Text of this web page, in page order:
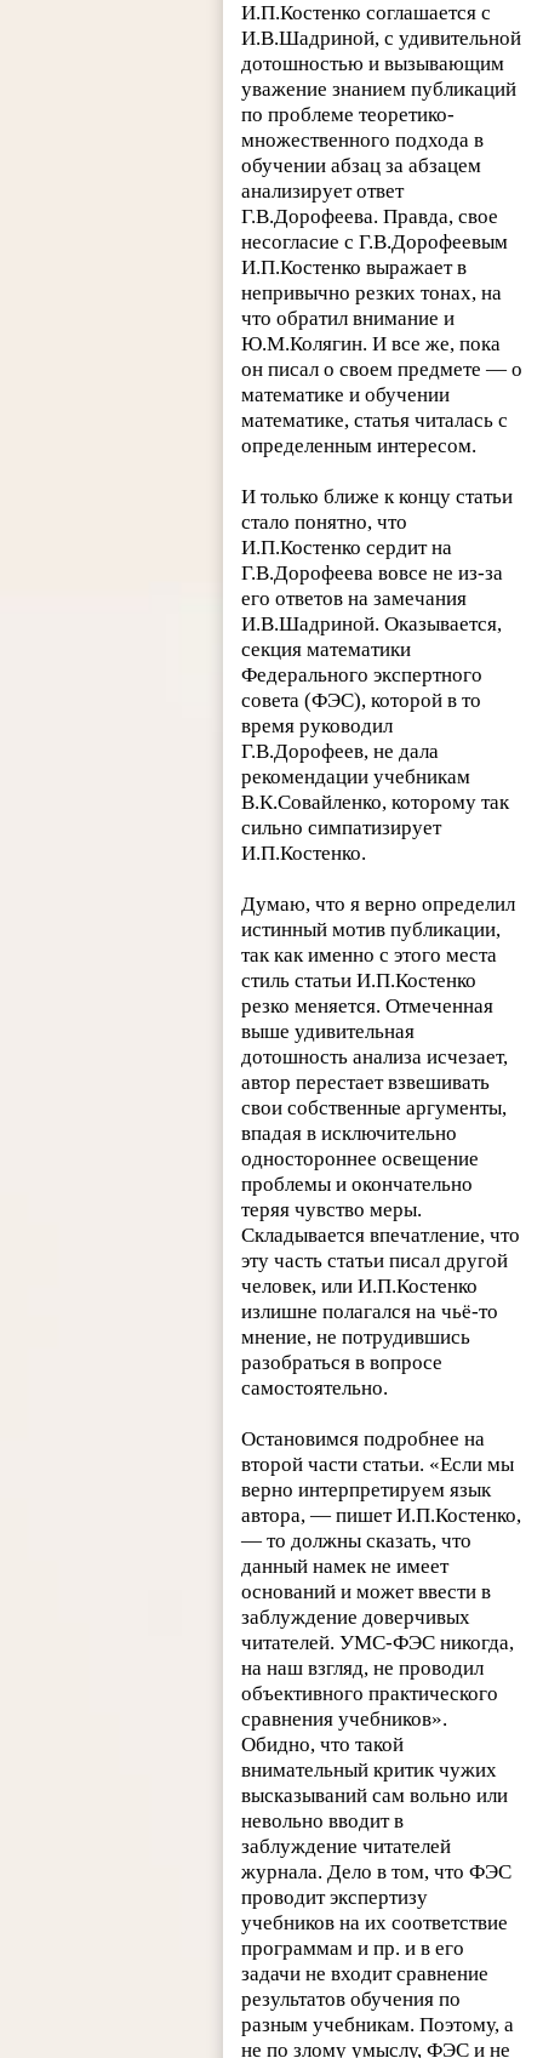
И.П.Костенко соглашается с
И.В.Шадриной, с удивительной
дотошностью и вызывающим
уважение знанием публикаций
по проблеме теоретико-
множественного подхода в
обучении абзац за абзацем
анализирует ответ
Г.В.Дорофеева. Правда, свое
несогласие с Г.В.Дорофеевым
И.П.Костенко выражает в
непривычно резких тонах, на
что обратил внимание и
Ю.М.Колягин. И все же, пока
он писал о своем предмете — о
математике и обучении
математике, статья читалась с
определенным интересом.
И только ближе к концу статьи
стало понятно, что
И.П.Костенко сердит на
Г.В.Дорофеева вовсе не из-за
его ответов на замечания
И.В.Шадриной. Оказывается,
секция математики
Федерального экспертного
совета (ФЭС), которой в то
время руководил
Г.В.Дорофеев, не дала
рекомендации учебникам
В.К.Совайленко, которому так
сильно симпатизирует
И.П.Костенко.
Думаю, что я верно определил
истинный мотив публикации,
так как именно с этого места
стиль статьи И.П.Костенко
резко меняется. Отмеченная
выше удивительная
дотошность анализа исчезает,
автор перестает взвешивать
свои собственные аргументы,
впадая в исключительно
одностороннее освещение
проблемы и окончательно
теряя чувство меры.
Складывается впечатление, что
эту часть статьи писал другой
человек, или И.П.Костенко
излишне полагался на чьё-то
мнение, не потрудившись
разобраться в вопросе
самостоятельно.
Остановимся подробнее на
второй части статьи. «Если мы
верно интерпретируем язык
автора, — пишет И.П.Костенко,
— то должны сказать, что
данный намек не имеет
оснований и может ввести в
заблуждение доверчивых
читателей. УМС-ФЭС никогда,
на наш взгляд, не проводил
объективного практического
сравнения учебников».
Обидно, что такой
внимательный критик чужих
высказываний сам вольно или
невольно вводит в
заблуждение читателей
журнала. Дело в том, что ФЭС
проводит экспертизу
учебников на их соответствие
программам и пр. и в его
задачи не входит сравнение
результатов обучения по
разным учебникам. Поэтому, а
не по злому умыслу, ФЭС и не